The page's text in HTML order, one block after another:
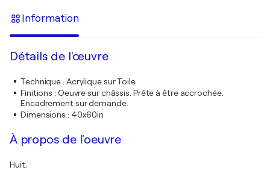
Information
Détails de l'œuvre
Technique: Acrylique sur Toile
Finitions : Oeuvre sur châssis. Prête à être accrochée.
Encadrement sur demande.
Dimensions : 40x60in
À propos de l'oeuvre
Huit.